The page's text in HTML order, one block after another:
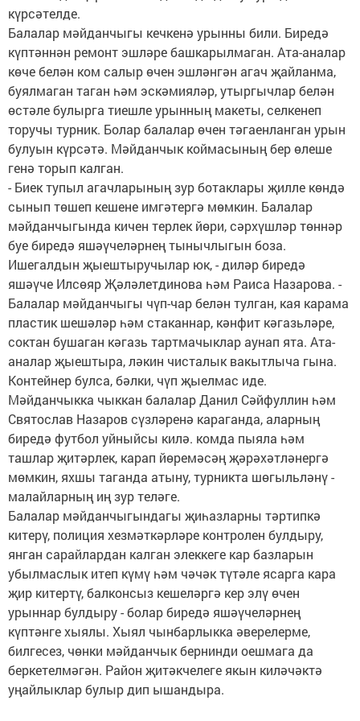
күрсәтелде.
Балалар мәйданчыгы кечкенә урынны били. Биредә
күптәннән ремонт эшләре башкарылмаган. Ата-аналар
көче белән ком салыр өчен эшләнгән агач җайланма,
буялмаган таган һәм эскәмияләр, утыргычлар белән
өстәле булырга тиешле урынның макеты, селкенеп
торучы турник. Болар балалар өчен тәгаенланган урын
булуын күрсәтә. Мәйданчык коймасының бер өлеше
генә торып калган.
- Биек тупыл агачларының зур ботаклары җилле көндә
сынып төшеп кешене имгәтергә мөмкин. Балалар
мәйданчыгында кичен терлек йөри, сәрхүшләр төннәр
буе биредә яшәүчеләрнең тынычлыгын боза.
Ишегалдын җыештыручылар юк, - диләр биредә
яшәүче Илсөяр Җәләлетдинова һәм Раиса Назарова. -
Балалар мәйданчыгы чүп-чар белән тулган, кая карама
пластик шешәләр һәм стаканнар, кәнфит кәгазьләре,
соктан бушаган кәгазь тартмачыклар аунап ята. Ата-
аналар җыештыра, ләкин чисталык вакытлыча гына.
Контейнер булса, бәлки, чүп җыелмас иде.
Мәйданчыкка чыккан балалар Данил Сәйфуллин һәм
Святослав Назаров сүзләренә караганда, аларның
биредә футбол уйныйсы килә. комда пыяла һәм
ташлар җитәрлек, карап йөремәсәң җәрәхәтләнергә
мөмкин, яхшы таганда атыну, турникта шөгыльләнү -
малайларның иң зур теләге.
Балалар мәйданчыгындагы җиһазларны тәртипкә
китерү, полиция хезмәткәрләре контролен булдыру,
янган сарайлардан калган элеккеге кар базларын
убылмаслык итеп күмү һәм чәчәк түтәле ясарга кара
җир китертү, балконсыз кешеләргә кер элү өчен
урыннар булдыру - болар биредә яшәүчеләрнең
күптәнге хыялы. Хыял чынбарлыкка әверелерме,
билгесез, чөнки мәйданчык бернинди оешмага да
беркетелмәгән. Район җитәкчелеге якын киләчәктә
уңайлыклар булыр дип ышандыра.